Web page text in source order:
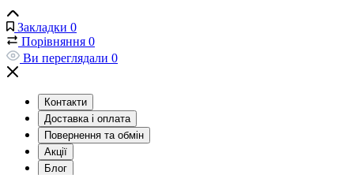
Закладки 0
Порівняння 0
Ви переглядали 0
Контакти
Доставка і оплата
Повернення та обмін
Акції
Блог